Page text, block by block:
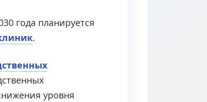
года планируется
.
уровня